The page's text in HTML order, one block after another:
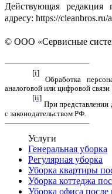
Действующая редакция
адресу: https://cleanbros.ru/
© ООО «Сервисные
[i]
Обработка
аналоговой или цифровой связи
[ii]
При представлении
с законодательством РФ.
Услуги
Генеральная уборка
Регулярная уборка
Уборка квартиры
Уборка коттеджа
Уборка офиса после